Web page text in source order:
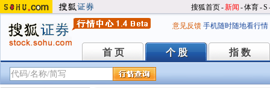
搜狐首页-新闻 -体育-S
意见反馈 手机随时随地看行情
首 页
首 页 个 股
个 股 指 数
指 数